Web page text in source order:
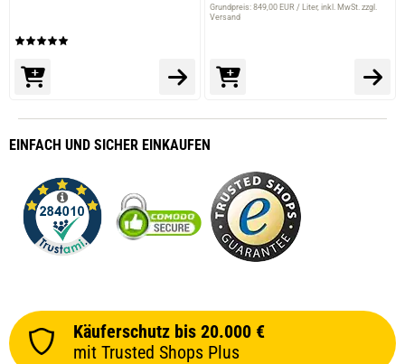
Grundpreis: 849,00 EUR / Liter inkl. MwSt. zzgl.
Versand
EINFACH UND SICHER EINKAUFEN
Käuferschutz bis 20.000 €
mit Trusted Shops Plus